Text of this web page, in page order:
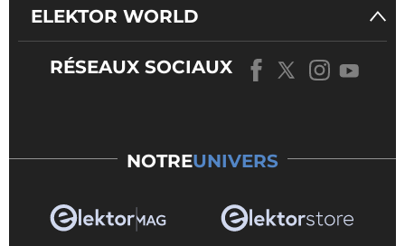
ELEKTOR WORLD
RÉSEAUX SOCIAUX
NOTREUNIVERS